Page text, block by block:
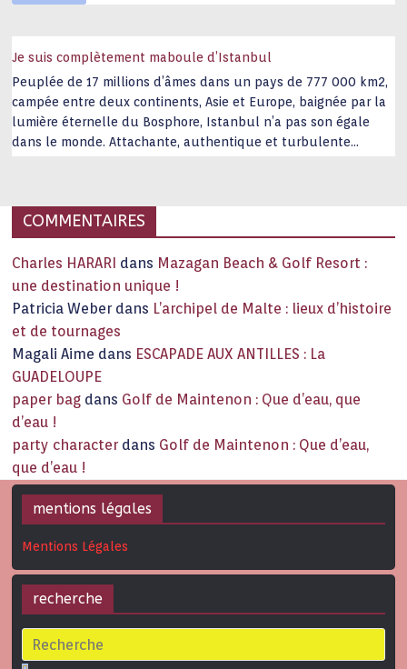
Je suis complètement maboule d’Istanbul
Peuplée de 17 millions d’âmes dans un pays de 777 000 km2,
campée entre deux continents, Asie et Europe, baignée par la
lumière éternelle du Bosphore, Istanbul n’a pas son égale
dans le monde. Attachante, authentique et turbulente
COMMENTAIRES
Charles HARARI dans Mazagan Beach & Golf Resort :
une destination unique !
Patricia Weber dans L’archipel de Malte : lieux d’histoire
et de tournages
Magali Aime dans ESCAPADE AUX ANTILLES : La
GUADELOUPE
paper bag dans Golf de Maintenon : Que d’eau, que
d’eau !
party character dans Golf de Maintenon : Que d’eau,
que d’eau !
mentions légales
Mentions Légales
recherche